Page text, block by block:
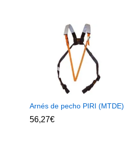
Arnés de pecho PIRI (MTDE)
56,27€